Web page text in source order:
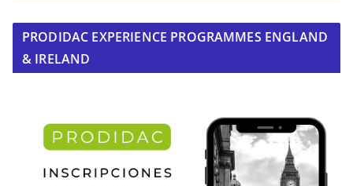
PRODIDAC EXPERIENCE PROGRAMMES ENGLAND
& IRELAND